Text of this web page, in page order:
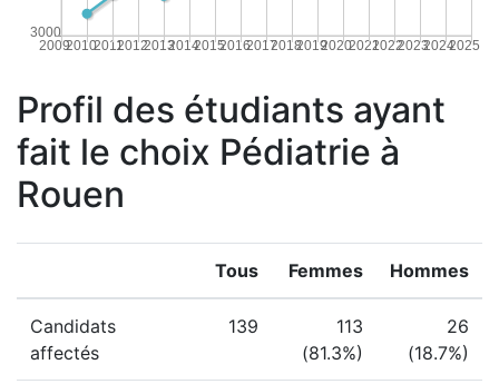
20092010201120122013201420152016201720182019202020212022202320242025
3000
Profil des étudiants ayant
fait le choix Pédiatrie à
Rouen
Tous Femmes Hommes
Candidats
affectés
139
113
(81.3%)
26
(18.7%)